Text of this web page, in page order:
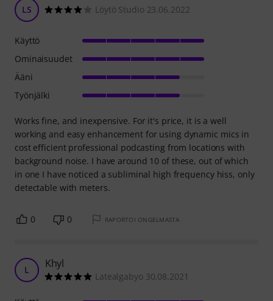
LS Löytö Studio 23.06.2022
Works fine, and inexpensive. For it's price, it is a well
working and easy enhancement for using dynamic mics in
cost efficient professional podcasting from locations with
background noise. I have around 10 of these, out of which
in one I have noticed a subliminal high frequency hiss, only
detectable with meters.
Käyttö
Ominaisuudet
Ääni
Työnjälki
0 0 RAPORTOI ONGELMASTA
L Khyl
Latealgabyo 30.08.2021